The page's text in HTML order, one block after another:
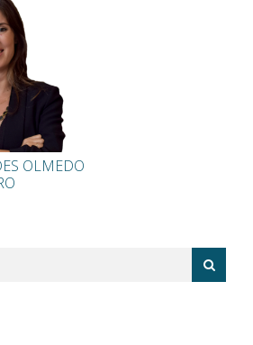
OLMEDO